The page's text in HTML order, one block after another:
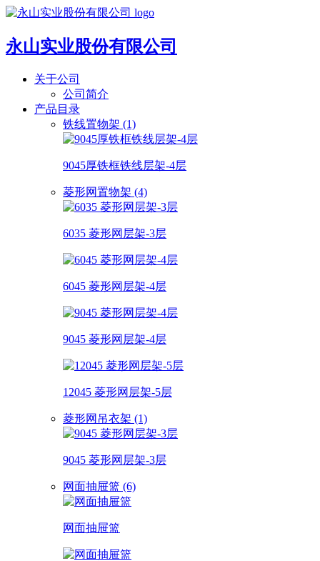
永山实业股份有限公司
关于公司
公司简介
产品目录
铁线置物架 (1)
9045厚铁框铁线层架-4层
菱形网置物架 (4)
6035 菱形网层架-3层
6045 菱形网层架-4层
9045 菱形网层架-4层
12045 菱形网层架-5层
菱形网吊衣架 (1)
9045 菱形网层架-3层
网面抽屉篮 (6)
网面抽屉篮